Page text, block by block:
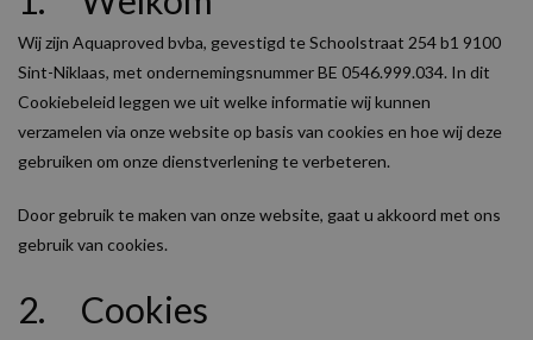
Wij zijn Aquaproved bvba, gevestigd te Schoolstraat 254 b1 9100
Sint-Niklaas, met ondernemingsnummer BE 0546.999.034. In dit
Cookiebeleid leggen we uit welke informatie wij kunnen
verzamelen via onze website op basis van cookies en hoe wij deze
gebruiken om onze dienstverlening te verbeteren.
Door gebruik te maken van onze website, gaat u akkoord met ons
gebruik van cookies.
2. Cookies